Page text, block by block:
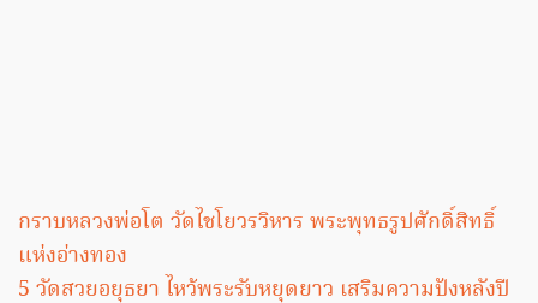
กราบหลวงพ่อโต วัดไชโยวรวิหาร พระพุทธรูปศักดิ์สิทธิ์
แห่งอ่างทอง
5 วัดสวยอยุธยา ไหว้พระรับหยุดยาว เสริมความปังหลังปี